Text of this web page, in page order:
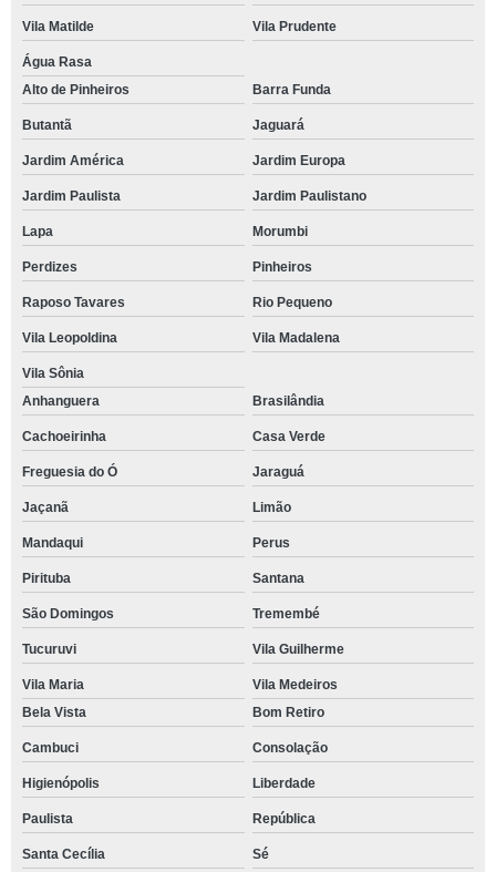
Vila Matilde Vila Prudente
Água Rasa
Alto de Pinheiros
Barra Funda
Butantã Jaguará
Jardim América Jardim Europa
Jardim Paulista Jardim Paulistano
Lapa Morumbi
Perdizes Pinheiros
Raposo Tavares Rio Pequeno
Vila Leopoldina Vila Madalena
Vila Sônia
Anhanguera
Brasilândia
Cachoeirinha Casa Verde
Freguesia do Ó Jaraguá
Jaçanã Limão
Mandaqui Perus
Pirituba Santana
São Domingos Tremembé
Tucuruvi Vila Guilherme
Vila Maria
Vila Medeiros
Bela Vista
Bom Retiro
Cambuci Consolação
Higienópolis Liberdade
Paulista República
Santa Cecília
Sé